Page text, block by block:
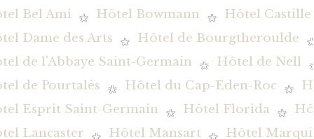
Bel Ami
Hôtel Bowmann
Hôtel Castille
Dame des Arts
Hôtel de Bourgtheroulde
de l'Abbaye Saint-Germain
Hôtel de Nell
de Pourtalès
Hôtel du Cap-Eden-Roc
Esprit Saint-Germain
Hôtel Florida
Lancaster
Hôtel Mansart
Hôtel